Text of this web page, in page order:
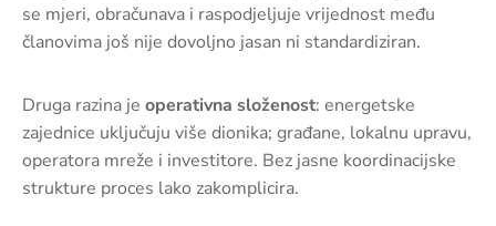
se mjeri, obračunava i raspodjeljuje vrijednost među
članovima još nije dovoljno jasan ni standardiziran.
Druga razina je operativna složenost: energetske
zajednice uključuju više dionika; građane, lokalnu upravu,
operatora mreže i investitore. Bez jasne koordinacijske
strukture proces lako zakomplicira.